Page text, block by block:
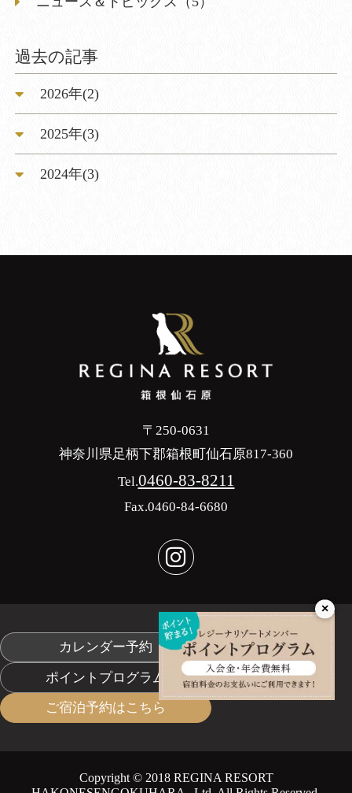
過去の記事
2026年(2)
2025年(3)
2024年(3)
〒250-0631
神奈川県足柄下郡箱根町仙石原817-360
Tel.0460-83-8211
Fax.0460-84-6680
カレンダー予約
ポイントプログラム
ご宿泊予約はこちら
Copyright © 2018 REGINA RESORT
×